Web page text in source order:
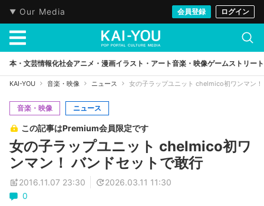
Our Media 会員登録 ログイン
本・文芸情報化社会アニメ・漫画イラスト・アート音楽・映像ゲームストリート
KAI-YOU 音楽・映像 ニュース 女の子ラップユニット chelmico初ワンマン
音楽・映像 ニュース
この記事はPremium会員限定です
女の子ラップユニット chelmico初ワ
ンマン！ バンドセットで敢行
2016.11.07 23:30
2026.03.11 11:30
0